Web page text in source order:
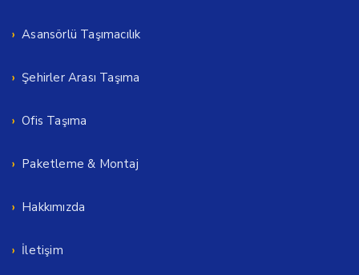
Asansörlü Taşımacılık
Şehirler Arası Taşıma
Ofis Taşıma
Paketleme & Montaj
Hakkımızda
İletişim